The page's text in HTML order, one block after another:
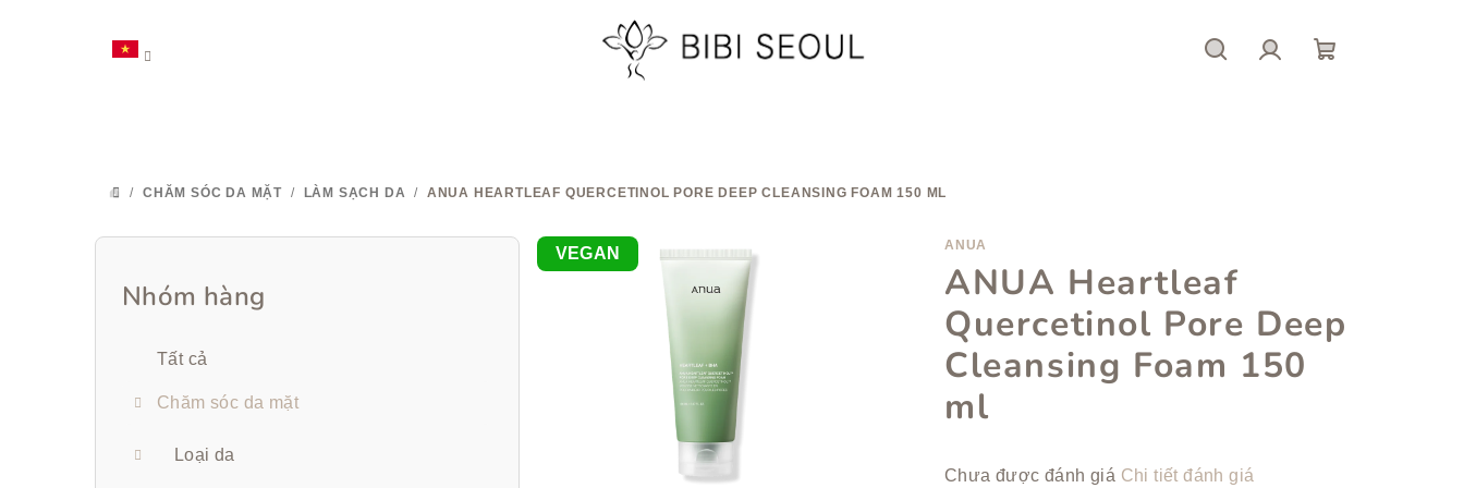
TRANG
/ CHĂM SÓC DA MẶT / LÀM SẠCH DA / ANUA HEARTLEAF QUERCETINOL PORE DEEP CLEANSING FOAM 150 ML
T
Bỏ
Nhóm hàng
Tất cả
Chăm sóc da mặt
Loại da
ANUA
ANUA Heartleaf
Quercetinol Pore Deep
Cleansing Foam 150
ml
Đánh
Chưa được đánh giá Chi tiết đánh giá
VEGAN